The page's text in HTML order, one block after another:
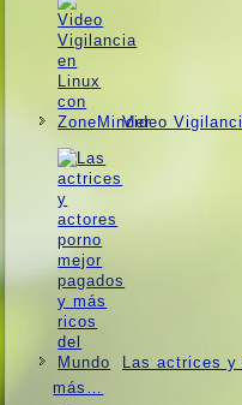
Video
Las actrices
más…